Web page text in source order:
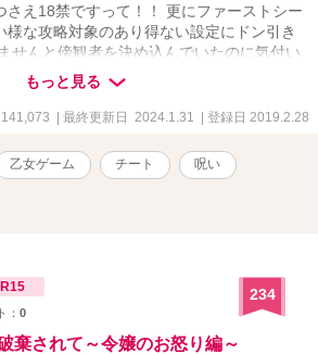
さえ18禁ですって！！ 更にファーストシー
様な攻略対象のあり得ない設定にドン引き
せんと傍観者を決め込んでいたのに気付い
れていて……。 ちょっと流行りものに乗っ
説家になろう」さんの「ムーンライトノベ
います。 今回内容少し加筆修正いたします
もっと見る
| 最終更新日 2024.1.31 | 登録日 2019.2.28
乙女ゲーム チート 呪い
R15
： 0
234
棄されて～令嬢のお怒り編～